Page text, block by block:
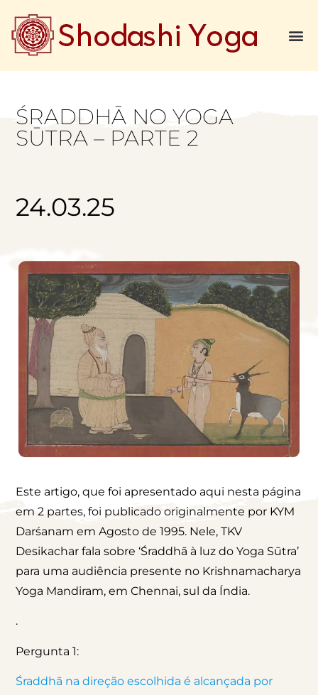
ŚRADDHĀ NO YOGA
SŪTRA – PARTE 2
24.03.25
Este artigo, que foi apresentado aqui nesta página
em 2 partes, foi publicado originalmente por KYM
Darśanam em Agosto de 1995. Nele, TKV
Desikachar fala sobre ‘Śraddhā à luz do Yoga Sūtra’
para uma audiência presente no Krishnamacharya
Yoga Mandiram, em Chennai, sul da Índia.
.
Pergunta 1:
Śraddhā na direção escolhida é alcançada por